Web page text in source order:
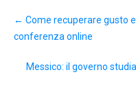
navigation
← Come recuperare gusto
conferenza online
Messico: il governo